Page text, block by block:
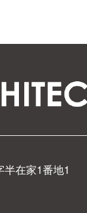
在家1番地1